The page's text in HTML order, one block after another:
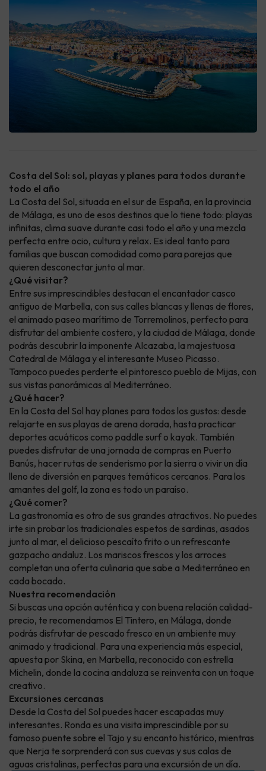
Costa del Sol: sol, playas y planes para todos durante
todo el año
La Costa del Sol, situada en el sur de España, en la provincia
de Málaga, es uno de esos destinos que lo tiene todo: playas
infinitas, clima suave durante casi todo el año y una mezcla
perfecta entre ocio, cultura y relax. Es ideal tanto para
familias que buscan comodidad como para parejas que
quieren desconectar junto al mar.
¿Qué visitar?
Entre sus imprescindibles destacan el encantador casco
antiguo de Marbella, con sus calles blancas y llenas de flores,
el animado paseo marítimo de Torremolinos, perfecto para
disfrutar del ambiente costero, y la ciudad de Málaga, donde
podrás descubrir la imponente Alcazaba, la majestuosa
Catedral de Málaga y el interesante Museo Picasso.
Tampoco puedes perderte el pintoresco pueblo de Mijas, con
sus vistas panorámicas al Mediterráneo.
¿Qué hacer?
En la Costa del Sol hay planes para todos los gustos: desde
relajarte en sus playas de arena dorada, hasta practicar
deportes acuáticos como paddle surf o kayak. También
puedes disfrutar de una jornada de compras en Puerto
Banús, hacer rutas de senderismo por la sierra o vivir un día
lleno de diversión en parques temáticos cercanos. Para los
amantes del golf, la zona es todo un paraíso.
¿Qué comer?
La gastronomía es otro de sus grandes atractivos. No puedes
irte sin probar los tradicionales espetos de sardinas, asados
junto al mar, el delicioso pescaíto frito o un refrescante
gazpacho andaluz. Los mariscos frescos y los arroces
completan una oferta culinaria que sabe a Mediterráneo en
cada bocado.
Nuestra recomendación
Si buscas una opción auténtica y con buena relación calidad-
precio, te recomendamos El Tintero, en Málaga, donde
podrás disfrutar de pescado fresco en un ambiente muy
animado y tradicional. Para una experiencia más especial,
apuesta por Skina, en Marbella, reconocido con estrella
Michelin, donde la cocina andaluza se reinventa con un toque
creativo.
Excursiones cercanas
Desde la Costa del Sol puedes hacer escapadas muy
interesantes. Ronda es una visita imprescindible por su
famoso puente sobre el Tajo y su encanto histórico, mientras
que Nerja te sorprenderá con sus cuevas y sus calas de
aguas cristalinas, perfectas para una excursión de un día.